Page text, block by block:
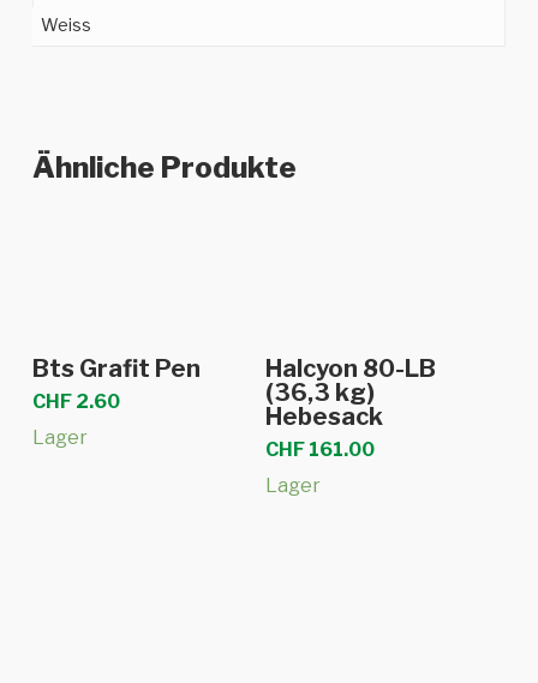
Weiss
Ähnliche Produkte
In den Warenkorb
Bts Grafit Pen
CHF2.60
Lager
In den Warenkorb
Halcyon 80-LB
(36,3 kg)
Hebesack
CHF 161.00
Lager